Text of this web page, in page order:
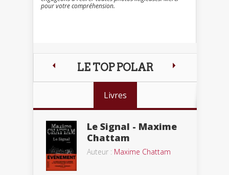
pour votre compréhension.
LE TOP POLAR
Livres
Le Signal - Maxime
Chattam
Auteur : Maxime Chattam